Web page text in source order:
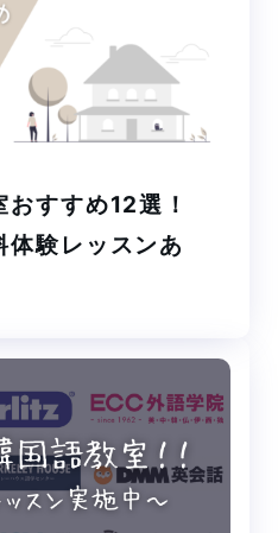
すすめ12選！
体験レッスンあ